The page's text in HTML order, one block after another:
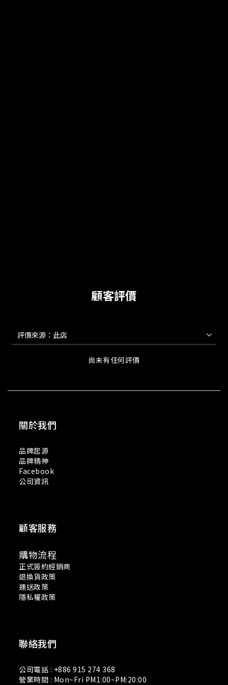
顧客評價
尚未有任何評價
關於我們
品牌起源
品牌精神
Facebook
公司資訊
顧客服務
購物流程
正式簽約經銷商
退換貨政策
運送政策
隱私權政策
聯絡我們
公司電話 : +886 915 274 368
營業時間 : Mon~Fri PM1:00~PM:20:00